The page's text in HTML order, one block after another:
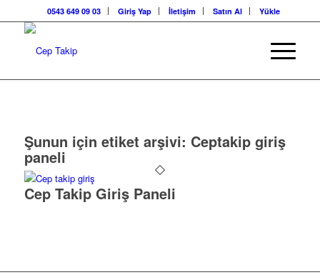
0543 649 09 03 Giriş Yap İletişim Satın Al Yükle
Şunun için etiket arşivi: Ceptakip giriş
paneli
Cep Takip Giriş Paneli